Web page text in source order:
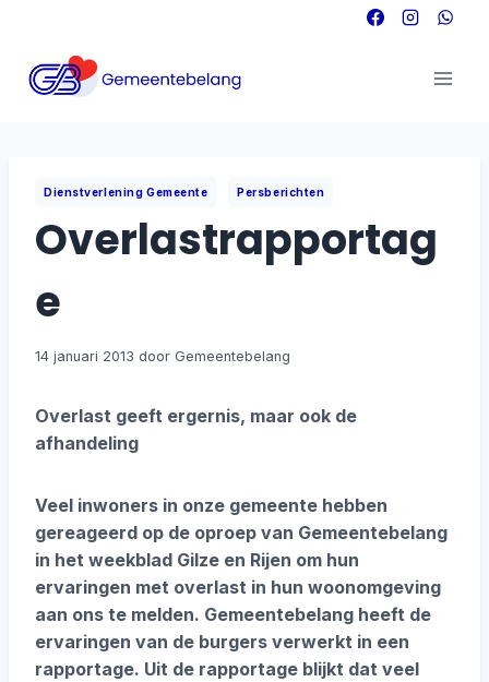
inhoud
Dienstverlening Gemeente Persberichten
Overlastrapportag
e
14 januari 2013
Overlast geeft ergernis, maar ook de
afhandeling
Veel inwoners in onze gemeente hebben
gereageerd op de oproep van Gemeentebelang
in het weekblad Gilze en Rijen om hun
ervaringen met overlast in hun woonomgeving
aan ons te melden. Gemeentebelang heeft de
ervaringen van de burgers verwerkt in een
rapportage. Uit de rapportage blijkt dat veel